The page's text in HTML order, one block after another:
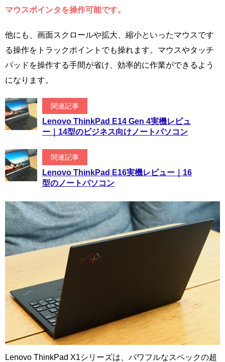
マウスポインタを操作可能です。
他にも、画面スクロールや拡大、縮小といったマウスです
る操作をトラックポイントでも操れます。マウスやタッチ
パッドを操作する手間が省け、効率的に作業ができるよう
になります。
関連記事
Lenovo ThinkPad E14 Gen 4実機レビュ
ー｜14型のビジネス向けノートパソコン
関連記事
Lenovo ThinkPad E16実機レビュー｜16
型のノートパソコン
Lenovo ThinkPad X1シリーズは、パワフルなスペックの超